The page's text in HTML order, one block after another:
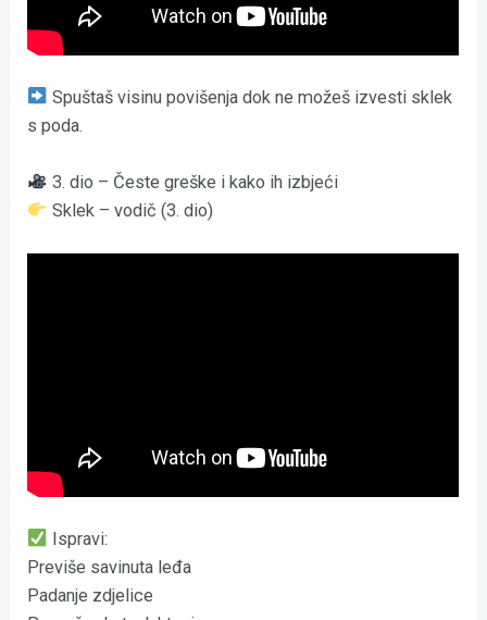
Spuštaš visinu povišenja dok ne možeš izvesti sklek
s poda.
3. dio – Česte greške i kako ih izbjeći
Sklek – vodič (3. dio)
Ispravi:
Previše savinuta leđa
Padanje zdjelice